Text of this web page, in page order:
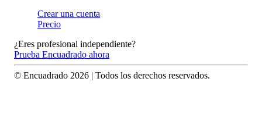
Crear una cuenta
Precio
¿Eres profesional independiente?
Prueba Encuadrado ahora
© Encuadrado 2026 | Todos los derechos reservados.